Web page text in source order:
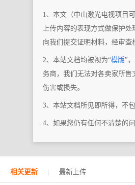
1、本文（中山激光电视项目
上传内容的表现方式做保护
向我们提交证明材料，经审查
2、本站文档均被视为“模版”
务商，我们无法对各卖家所
伤害或损失。
3、本站文档所见即所得，不
4、如果您仍有任何不清楚的
相关更新 最新上传